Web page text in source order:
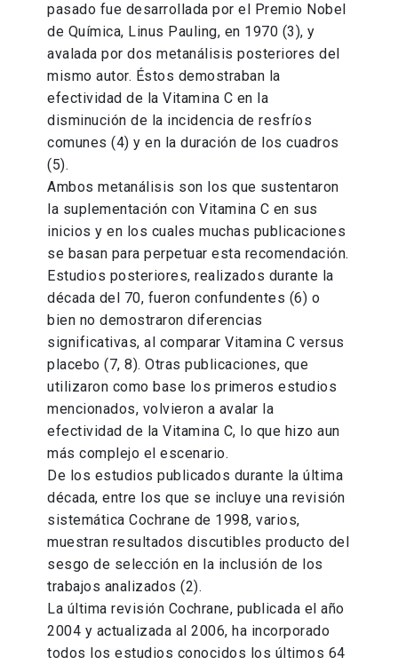
pasado fue desarrollada por el Premio Nobel
de Química, Linus Pauling, en 1970 (3), y
avalada por dos metanálisis posteriores del
mismo autor. Éstos demostraban la
efectividad de la Vitamina C en la
disminución de la incidencia de resfríos
comunes (4) y en la duración de los cuadros
(5).
Ambos metanálisis son los que sustentaron
la suplementación con Vitamina C en sus
inicios y en los cuales muchas publicaciones
se basan para perpetuar esta recomendación.
Estudios posteriores, realizados durante la
década del 70, fueron confundentes (6) o
bien no demostraron diferencias
significativas, al comparar Vitamina C versus
placebo (7, 8). Otras publicaciones, que
utilizaron como base los primeros estudios
mencionados, volvieron a avalar la
efectividad de la Vitamina C, lo que hizo aun
más complejo el escenario.
De los estudios publicados durante la última
década, entre los que se incluye una revisión
sistemática Cochrane de 1998, varios,
muestran resultados discutibles producto del
sesgo de selección en la inclusión de los
trabajos analizados (2).
La última revisión Cochrane, publicada el año
2004 y actualizada al 2006, ha incorporado
todos los estudios conocidos los últimos 64